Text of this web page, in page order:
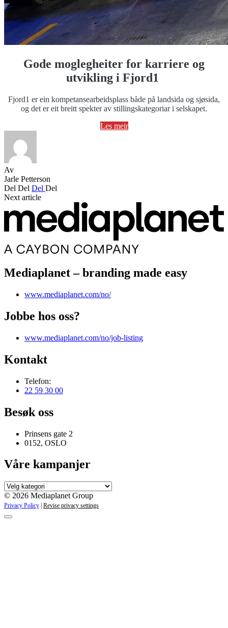
Gode moglegheiter for karriere og
utvikling i Fjord1
Fjord1 er ein kompetansearbeidsplass både på landsida og sjøsida,
og det er eit breitt spekter av stillingskategoriar i selskapet.
Les meir
Av
Jarle Petterson
Del Del Del Del
Next article
Mediaplanet – branding made easy
www.mediaplanet.com/no/
Jobbe hos oss?
www.mediaplanet.com/no/job-listing
Kontakt
Telefon:
22 59 30 00
Besøk oss
Prinsens gate 2
0152, OSLO
Våre kampanjer
Våre
kampanjer
© 2026 Mediaplanet Group
Privacy Policy Revise privacy settings